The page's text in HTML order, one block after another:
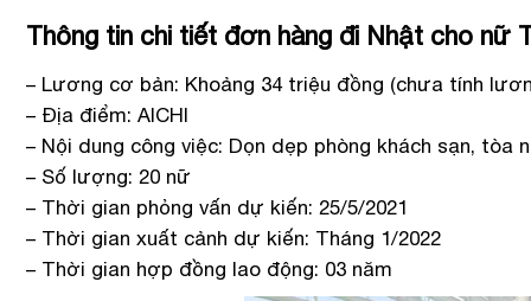
Thông tin chi tiết đơn hàng đi Nhật cho nữ
– Lương cơ bản: Khoảng 34 triệu đồng (chưa tính
– Địa điểm: AICHI
– Nội dung công việc: Dọn dẹp phòng khách sạn, tòa
– Số lượng: 20 nữ
– Thời gian phỏng vấn dự kiến: 25/5/2021
– Thời gian xuất cảnh dự kiến: Tháng 1/2022
– Thời gian hợp đồng lao động: 03 năm